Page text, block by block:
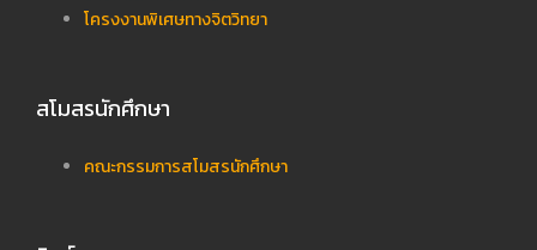
โครงงานพิเศษทางจิตวิทยา
สโมสรนักศึกษา
คณะกรรมการสโมสรนักศึกษา